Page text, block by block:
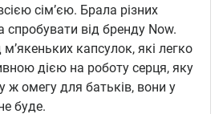
сім’єю. Брала різних
від бренду Now.
капсулок, які легко
дією на роботу серця, яку
ж омегу для батьків, вони у
буде.